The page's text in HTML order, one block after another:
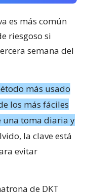
es más común
riesgoso si
semana del
más usado
los más fáciles
una toma diaria y
la clave está
evitar
de DKT